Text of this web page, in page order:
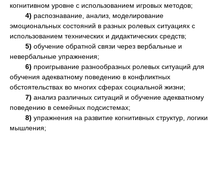
когнитивном уровне с использованием игровых методов;
4) распознавание, анализ, моделирование
эмоциональных состояний в разных ролевых ситуациях с
использованием технических и дидактических средств;
5) обучение обратной связи через вербальные и
невербальные упражнения;
6) проигрывание разнообразных ролевых ситуаций для
обучения адекватному поведению в конфликтных
обстоятельствах во многих сферах социальной жизни;
7) анализ различных ситуаций и обучение адекватному
поведению в семейных подсистемах;
8) упражнения на развитие когнитивных структур, логики
мышления;